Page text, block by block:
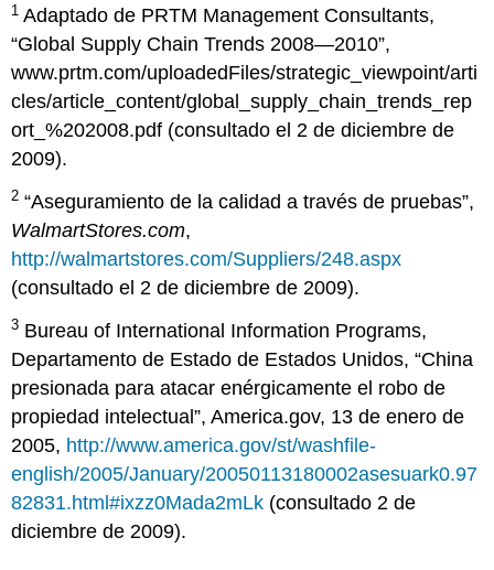
1 Adaptado de PRTM Management Consultants,
“Global Supply Chain Trends 2008—2010”,
www.prtm.com/uploadedFiles/strategic_viewpoint/arti
cles/article_content/global_supply_chain_trends_rep
ort_%202008.pdf (consultado el 2 de diciembre de
2009).
2 “Aseguramiento de la calidad a través de pruebas”,
WalmartStores.com,
http://walmartstores.com/Suppliers/248.aspx
(consultado el 2 de diciembre de 2009).
3 Bureau of International Information Programs,
Departamento de Estado de Estados Unidos, “China
presionada para atacar enérgicamente el robo de
propiedad intelectual”, America.gov, 13 de enero de
2005, http://www.america.gov/st/washfile-
english/2005/January/20050113180002asesuark0.97
82831.html#ixzz0Mada2mLk (consultado 2 de
diciembre de 2009).